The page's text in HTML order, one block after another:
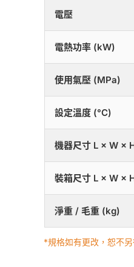
電壓
電熱功率 (kW)
使用氣壓 (MPa)
設定溫度 (°C)
機器尺寸 L × W ×
裝箱尺寸 L × W ×
淨重 / 毛重 (kg)
*規格如有更改，恕不另